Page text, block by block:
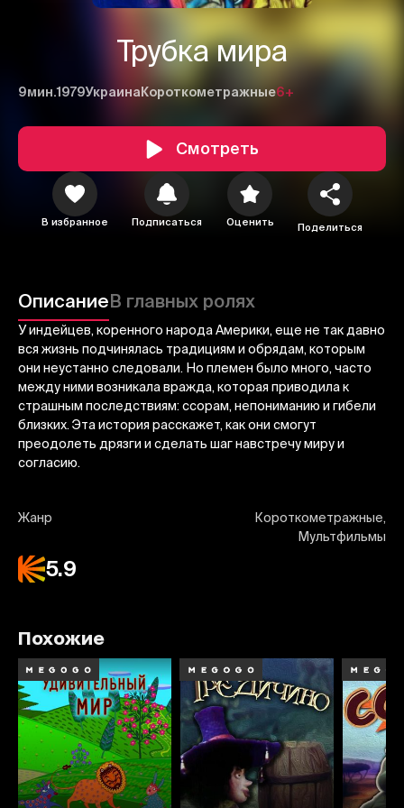
Трубка мира
9мин.1979Украина Короткометражные6+
Смотреть
В избранное Подписаться Оценить Поделиться
ОписаниеВ главных ролях
У индейцев, коренного народа Америки, еще не так давно
вся жизнь подчинялась традициям и обрядам, которым
они неустанно следовали. Но племен было много, часто
между ними возникала вражда, которая приводила к
страшным последствиям: ссорам, непониманию и гибели
близких. Эта история расскажет, как они смогут
преодолеть дрязги и сделать шаг навстречу миру и
согласию.
Жанр
Короткометражные,
Мультфильмы
5.9
3
Отправить
Похожие